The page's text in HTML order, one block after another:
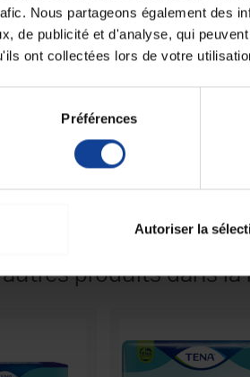
Nous partageons également des
de publicité et d'analyse, qui
ont collectées lors de votre
Préférences
Autoriser la
efficace, idéale pour les personnes à mobilité
position allongée.
100 % respirable garantissent bien-
sensation de fraîcheur durable.
de changer la protection.
une sécurité renforcée.
l’intégrité de la peau.
produits dans